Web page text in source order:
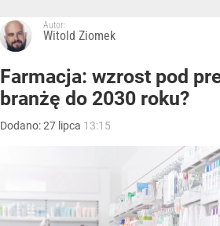
Autor:
Witold Ziomek
Farmacja: wzrost pod
branżę do 2030 roku?
Dodano:27 lipca 13:15